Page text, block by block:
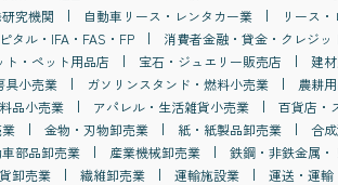
究機関 自動車リース・レンタカー業 リース
タル・IFA・FAS・FP 消費者金融・貸金・クレジッ
ト・ペット用品店 宝石・ジュエリー販売店 建
具小売業 ガソリンスタンド・燃料小売業 農耕
品小売業 アパレル・生活雑貨小売業 百貨店・
金物・刃物卸売業 紙・紙製品卸売業 合
部品卸売業 産業機械卸売業
鉄鋼・非鉄金属
卸売業 繊維卸売業 運輸施設業 運送・運輸